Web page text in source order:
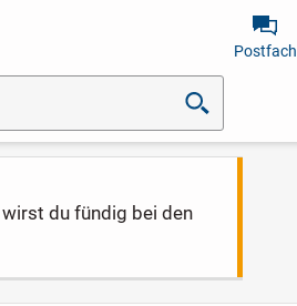
Postfach
du fündig bei den